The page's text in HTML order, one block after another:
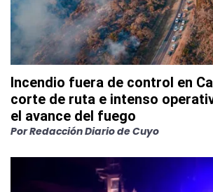
Incendio fuera de control en
corte de ruta e intenso
el avance del fuego
PorRedacción Diario de Cuyo